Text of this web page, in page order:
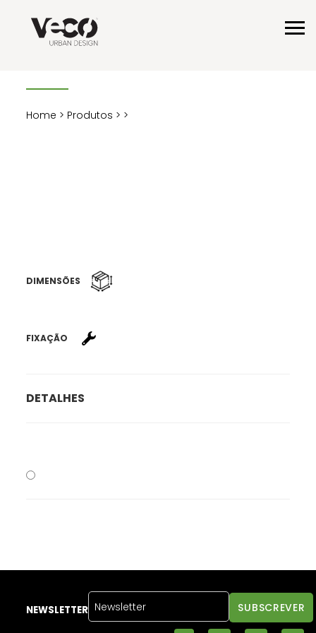
Home > Produtos > >
DIMENSÕES
FIXAÇÃO
DETALHES
NEWSLETTER